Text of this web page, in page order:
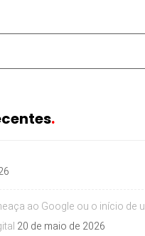
ao Google ou o início de
20 de maio de 2026